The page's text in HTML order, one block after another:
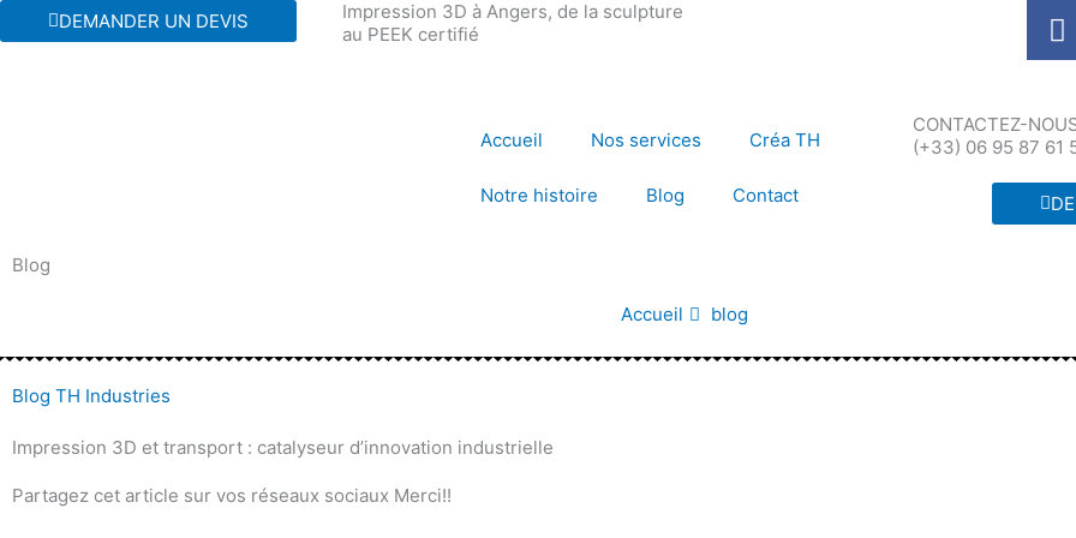
au
DEMANDER UN DEVIS
Impression 3D à Angers, de la sculpture
au PEEK certifié
F
a
b
o
o
k
Accueil Nos services Créa TH
Notre histoire Blog Contact
CONTACTEZ-
(+33) 06 95 87 61
Blog
Accueil blog
Blog TH Industries
Impression 3D et transport : catalyseur d’innovation industrielle
Partagez cet article sur vos réseaux sociaux Merci!!